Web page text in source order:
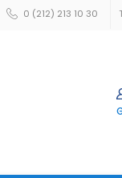
0 (212) 213 10 30